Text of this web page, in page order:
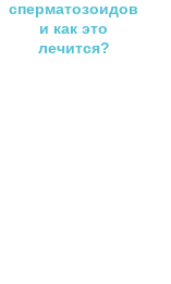
сперматозоидов
и как это
лечится?